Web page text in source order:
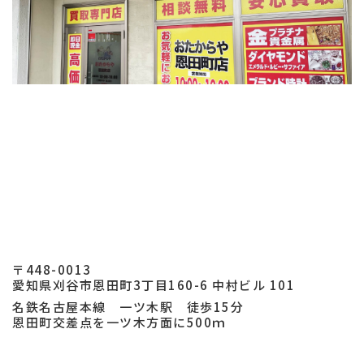
〒448-0013
愛知県刈谷市恩田町3丁目160-6 中村ビル 101
名鉄名古屋本線 一ツ木駅 徒歩15分
恩田町交差点を一ツ木方面に500ｍ